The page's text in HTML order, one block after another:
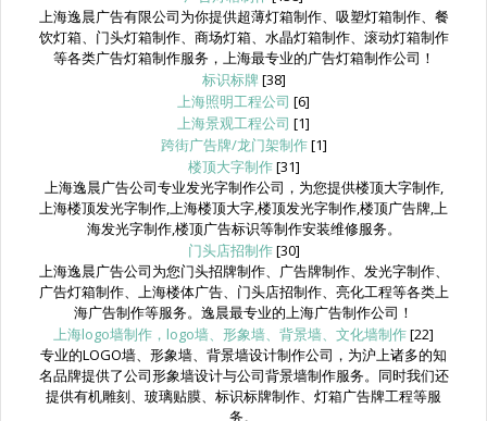
上海逸晨广告有限公司为你提供超薄灯箱制作、吸塑灯箱制作、餐
饮灯箱、门头灯箱制作、商场灯箱、水晶灯箱制作、滚动灯箱制作
等各类广告灯箱制作服务，上海最专业的广告灯箱制作公司！
标识标牌 [38]
上海照明工程公司 [6]
上海景观工程公司 [1]
跨街广告牌/龙门架制作[1]
楼顶大字制作[31]
上海逸晨广告公司专业发光字制作公司，为您提供楼顶大字制作,
上海楼顶发光字制作,上海楼顶大字,楼顶发光字制作,楼顶广告牌,上
海发光字制作,楼顶广告标识等制作安装维修服务。
门头店招制作[30]
上海逸晨广告公司为您门头招牌制作、广告牌制作、发光字制作、
广告灯箱制作、上海楼体广告、门头店招制作、亮化工程等各类上
海广告制作等服务。逸晨最专业的上海广告制作公司！
上海logo墙制作，logo墙、形象墙、背景墙、文化墙制作[22]
专业的LOGO墙、形象墙、背景墙设计制作公司，为沪上诸多的知
名品牌提供了公司形象墙设计与公司背景墙制作服务。同时我们还
提供有机雕刻、玻璃贴膜、标识标牌制作、灯箱广告牌工程等服
务。